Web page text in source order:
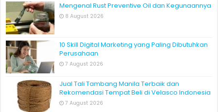
Mengenal Rust Preventive Oil dan Kegunaannya
8 August 2026
10 Skill Digital Marketing yang Paling Dibutuhkan
Perusahaan
7 August 2026
Jual Tali Tambang Manila Terbaik dan
Rekomendasi Tempat Beli di Velasco Indonesia
7 August 2026